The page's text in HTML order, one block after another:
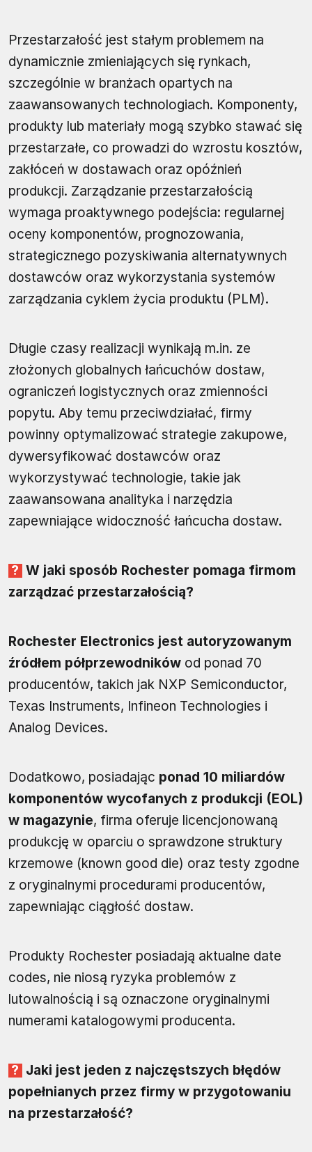
Przestarzałość jest stałym problemem na
dynamicznie zmieniających się rynkach,
szczególnie w branżach opartych na
zaawansowanych technologiach. Komponenty,
produkty lub materiały mogą szybko stawać się
przestarzałe, co prowadzi do wzrostu kosztów,
zakłóceń w dostawach oraz opóźnień
produkcji. Zarządzanie przestarzałością
wymaga proaktywnego podejścia: regularnej
oceny komponentów, prognozowania,
strategicznego pozyskiwania alternatywnych
dostawców oraz wykorzystania systemów
zarządzania cyklem życia produktu (PLM).
Długie czasy realizacji wynikają m.in. ze
złożonych globalnych łańcuchów dostaw,
ograniczeń logistycznych oraz zmienności
popytu. Aby temu przeciwdziałać, firmy
powinny optymalizować strategie zakupowe,
dywersyfikować dostawców oraz
wykorzystywać technologie, takie jak
zaawansowana analityka i narzędzia
zapewniające widoczność łańcucha dostaw.
W jaki sposób Rochester pomaga firmom
zarządzać przestarzałością?
Rochester Electronics jest autoryzowanym
źródłem półprzewodników od ponad 70
producentów, takich jak NXP Semiconductor,
Texas Instruments, Infineon Technologies i
Analog Devices.
Dodatkowo, posiadając ponad 10 miliardów
komponentów wycofanych z produkcji (EOL)
w magazynie, firma oferuje licencjonowaną
produkcję w oparciu o sprawdzone struktury
krzemowe (known good die) oraz testy zgodne
z oryginalnymi procedurami producentów,
zapewniając ciągłość dostaw.
Produkty Rochester posiadają aktualne date
codes, nie niosą ryzyka problemów z
lutowalnością i są oznaczone oryginalnymi
numerami katalogowymi producenta.
Jaki jest jeden z najczęstszych błędów
popełnianych przez firmy w przygotowaniu
na przestarzałość?